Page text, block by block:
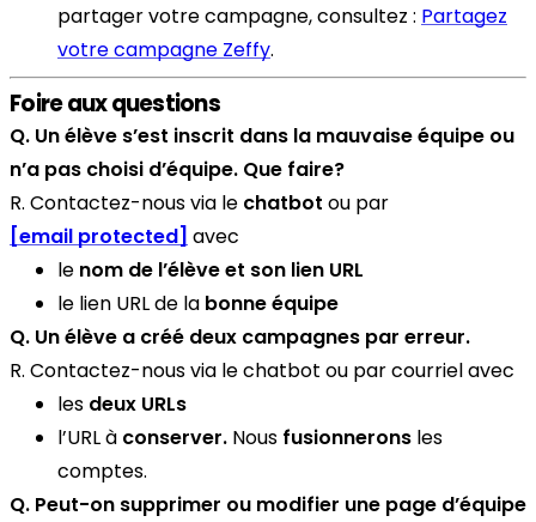
partager votre campagne, consultez : Partagez
votre campagne Zeffy.
Foire aux questions
Q. Un élève s’est inscrit dans la mauvaise équipe ou
n’a pas choisi d’équipe. Que faire?
R. Contactez-nous via le chatbot ou par
[email protected] avec
le nom de l’élève et son lien URL
le lien URL de la bonne équipe
Q. Un élève a créé deux campagnes par erreur.
R. Contactez-nous via le chatbot ou par courriel avec
les deux URLs
l’URL à conserver. Nous fusionnerons les
comptes.
Q. Peut-on supprimer ou modifier une page d’équipe